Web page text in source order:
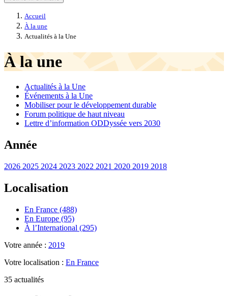
Accueil
À la une
Actualités à la Une
À la une
Actualités à la Une
Événements à la Une
Mobiliser pour le développement durable
Forum politique de haut niveau
Lettre d’information ODDyssée vers 2030
Année
2026 2025 2024 2023 2022 2021 2020 2019 2018
Localisation
En France (488)
En Europe (95)
À l’International (295)
Votre année : 2019
Votre localisation : En France
35 actualités